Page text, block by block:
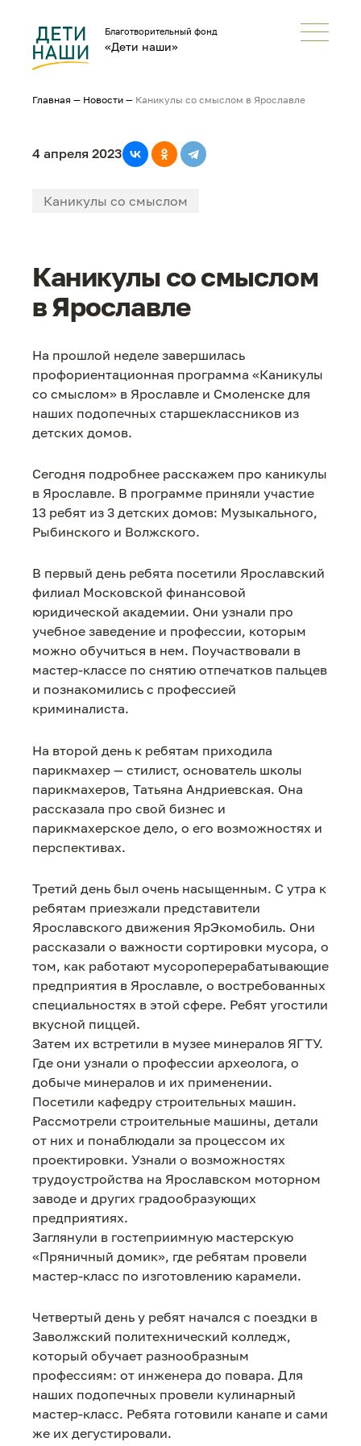
Благотворительный фонд
«Дети наши»
Главная — Новости — Каникулы со смыслом в Ярославле
4 апреля 2023
Каникулы со смыслом
#Каникулы со смыслом
#В большой мир
Каникулы со смыслом
в Ярославле
На прошлой неделе завершилась
профориентационная программа «Каникулы
со смыслом» в Ярославле и Смоленске для
наших подопечных старшеклассников из
детских домов.
Сегодня подробнее расскажем про каникулы
в Ярославле. В программе приняли участие
13 ребят из 3 детских домов: Музыкального,
Рыбинского и Волжского.
В первый день ребята посетили Ярославский
филиал Московской финансовой
юридической академии. Они узнали про
учебное заведение и профессии, которым
можно обучиться в нем. Поучаствовали в
мастер-классе по снятию отпечатков пальцев
и познакомились с профессией
криминалиста.
На второй день к ребятам приходила
парикмахер — стилист, основатель школы
парикмахеров, Татьяна Андриевская. Она
рассказала про свой бизнес и
парикмахерское дело, о его возможностях и
перспективах.
Третий день был очень насыщенным. С утра к
ребятам приезжали представители
Ярославского движения ЯрЭкомобиль. Они
рассказали о важности сортировки мусора, о
том, как работают мусороперерабатывающие
предприятия в Ярославле, о востребованных
специальностях в этой сфере. Ребят угостили
вкусной пиццей.
Затем их встретили в музее минералов ЯГТУ.
Где они узнали о профессии археолога, о
добыче минералов и их применении.
Посетили кафедру строительных машин.
Рассмотрели строительные машины, детали
от них и понаблюдали за процессом их
проектировки. Узнали о возможностях
трудоустройства на Ярославском моторном
заводе и других градообразующих
предприятиях.
Заглянули в гостеприимную мастерскую
«Пряничный домик», где ребятам провели
мастер-класс по изготовлению карамели.
Четвертый день у ребят начался с поездки в
Заволжский политехнический колледж,
который обучает разнообразным
профессиям: от инженера до повара. Для
наших подопечных​ провели кулинарный
мастер-класс. Ребята готовили канапе и сами
же их дегустировали.